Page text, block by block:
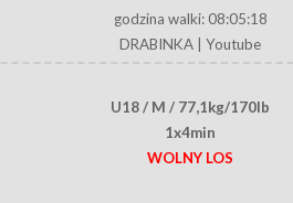
godzina walki: 08:05:18
DRABINKA
Youtube
U18 / M / 77,1kg/170lb
1x4min
WOLNY LOS